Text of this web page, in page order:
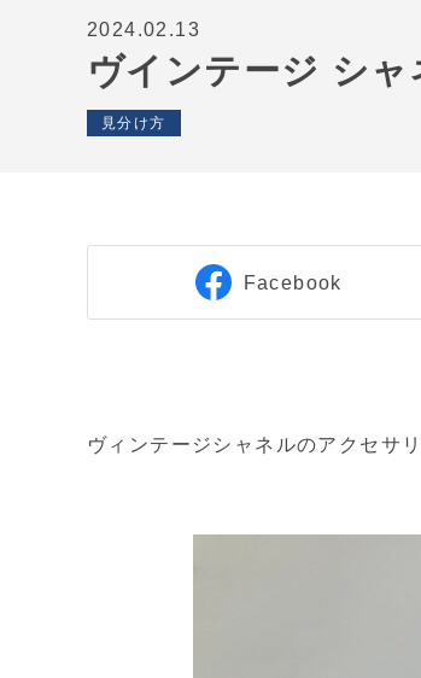
2024.02.13
ヴインテージ シ
見分け方
Facebook
ヴィンテージシャネルのアクセサ